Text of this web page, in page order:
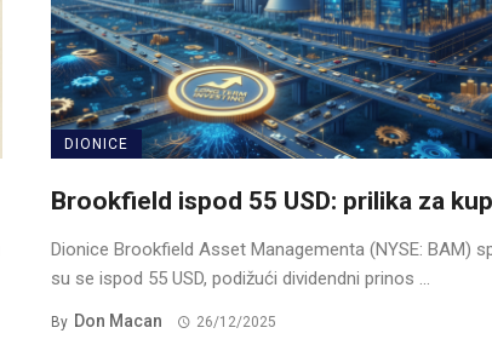
DIONICE
Brookfield ispod 55 USD: prilika za
Dionice Brookfield Asset Managementa (NYSE: BAM)
su se ispod 55 USD, podižući dividendni prinos ...
By Don Macan 26/12/2025